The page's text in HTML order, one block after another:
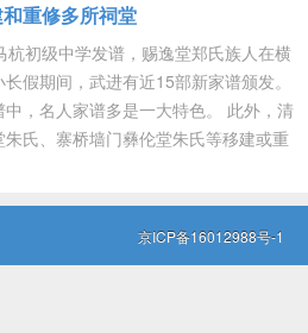
重修多所祠堂
初级中学发谱，赐逸堂郑氏族人在横
假期间，武进有近15部新家谱颁发。
，名人家谱多是一大特色。 此外，清
氏、寨桥墙门彝伦堂朱氏等移建或重
京ICP备16012988号-1